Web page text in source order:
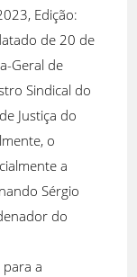
Edição:
de 20 de
Geral de
Sindical do
Justiça do
o
a
Sérgio
do
para a